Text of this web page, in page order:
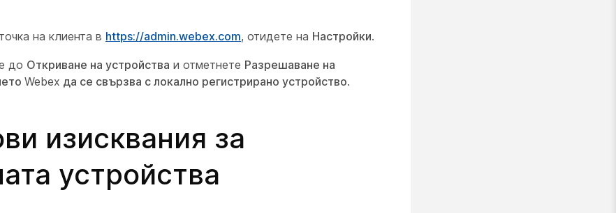
на клиента в https:/​/​admin.webex.com, отидете на Настройки.
до Откриване на устройства и отметнете Разрешаване на
Webex да се свързва с локално регистрирано устройство.
изисквания за
устройства